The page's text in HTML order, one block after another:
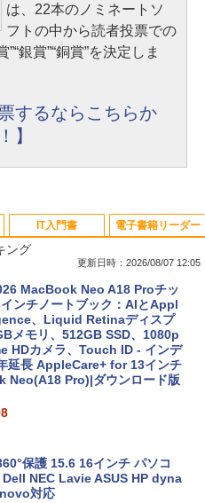
は、22本のノミネートソ
フトの中から読者投票での
銀賞”“銅賞”を決定しま
するならこちらか
】
ング
更新日時：2026/08/07 12:05
MacBook Neo A18 Proチッ
ンチノートブック：AIとAppl
、Liquid Retinaディスプ
メモリ、512GB SSD、1080p
HDカメラ、Touch ID - インデ
延長 AppleCare+ for 13インチ
Neo(A18 Pro)|ダウンロード版
保護 15.6 16インチ パソコ
Dell NEC Lavie ASUS HP dyna
対応
IT入門書 電子書籍リーダー